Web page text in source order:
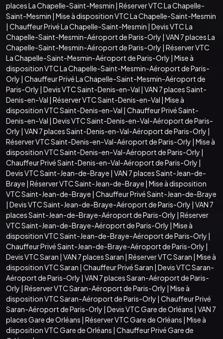
places La Chapelle-Saint-Mesmin | Réserver VTC La Chapelle-
Saint-Mesmin | Mise à disposition VTC La Chapelle-Saint-Mesmin
| Chauffeur Privé La Chapelle-Saint-Mesmin | Devis VTC La
Chapelle-Saint-Mesmin-Aéroport de Paris-Orly | VAN 7 places La
Chapelle-Saint-Mesmin-Aéroport de Paris-Orly | Réserver VTC
La Chapelle-Saint-Mesmin-Aéroport de Paris-Orly | Mise à
disposition VTC La Chapelle-Saint-Mesmin-Aéroport de Paris-
Orly | Chauffeur Privé La Chapelle-Saint-Mesmin-Aéroport de
Paris-Orly | Devis VTC Saint-Denis-en-Val | VAN 7 places Saint-
Denis-en-Val | Réserver VTC Saint-Denis-en-Val | Mise à
disposition VTC Saint-Denis-en-Val | Chauffeur Privé Saint-
Denis-en-Val | Devis VTC Saint-Denis-en-Val-Aéroport de Paris-
Orly | VAN 7 places Saint-Denis-en-Val-Aéroport de Paris-Orly |
Réserver VTC Saint-Denis-en-Val-Aéroport de Paris-Orly | Mise à
disposition VTC Saint-Denis-en-Val-Aéroport de Paris-Orly |
Chauffeur Privé Saint-Denis-en-Val-Aéroport de Paris-Orly |
Devis VTC Saint-Jean-de-Braye | VAN 7 places Saint-Jean-de-
Braye | Réserver VTC Saint-Jean-de-Braye | Mise à disposition
VTC Saint-Jean-de-Braye | Chauffeur Privé Saint-Jean-de-Braye
| Devis VTC Saint-Jean-de-Braye-Aéroport de Paris-Orly | VAN 7
places Saint-Jean-de-Braye-Aéroport de Paris-Orly | Réserver
VTC Saint-Jean-de-Braye-Aéroport de Paris-Orly | Mise à
disposition VTC Saint-Jean-de-Braye-Aéroport de Paris-Orly |
Chauffeur Privé Saint-Jean-de-Braye-Aéroport de Paris-Orly |
Devis VTC Saran | VAN 7 places Saran | Réserver VTC Saran | Mise à
disposition VTC Saran | Chauffeur Privé Saran | Devis VTC Saran-
Aéroport de Paris-Orly | VAN 7 places Saran-Aéroport de Paris-
Orly | Réserver VTC Saran-Aéroport de Paris-Orly | Mise à
disposition VTC Saran-Aéroport de Paris-Orly | Chauffeur Privé
Saran-Aéroport de Paris-Orly | Devis VTC Gare de Orléans | VAN 7
places Gare de Orléans | Réserver VTC Gare de Orléans | Mise à
disposition VTC Gare de Orléans | Chauffeur Privé Gare de